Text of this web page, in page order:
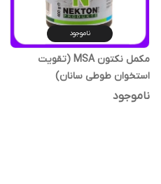
ناموجود
مکمل نکتون MSA (تقویت
استخوان طوطی سانان)
ناموجود